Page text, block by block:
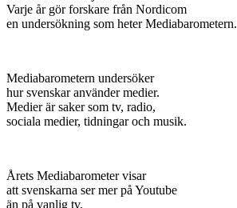
Varje år gör forskare från Nordicom
en undersökning som heter Mediabarometern.
Mediabarometern undersöker
hur svenskar använder medier.
Medier är saker som tv, radio,
sociala medier, tidningar och musik.
Årets Mediabarometer visar
att svenskarna ser mer på Youtube
än på vanlig tv.